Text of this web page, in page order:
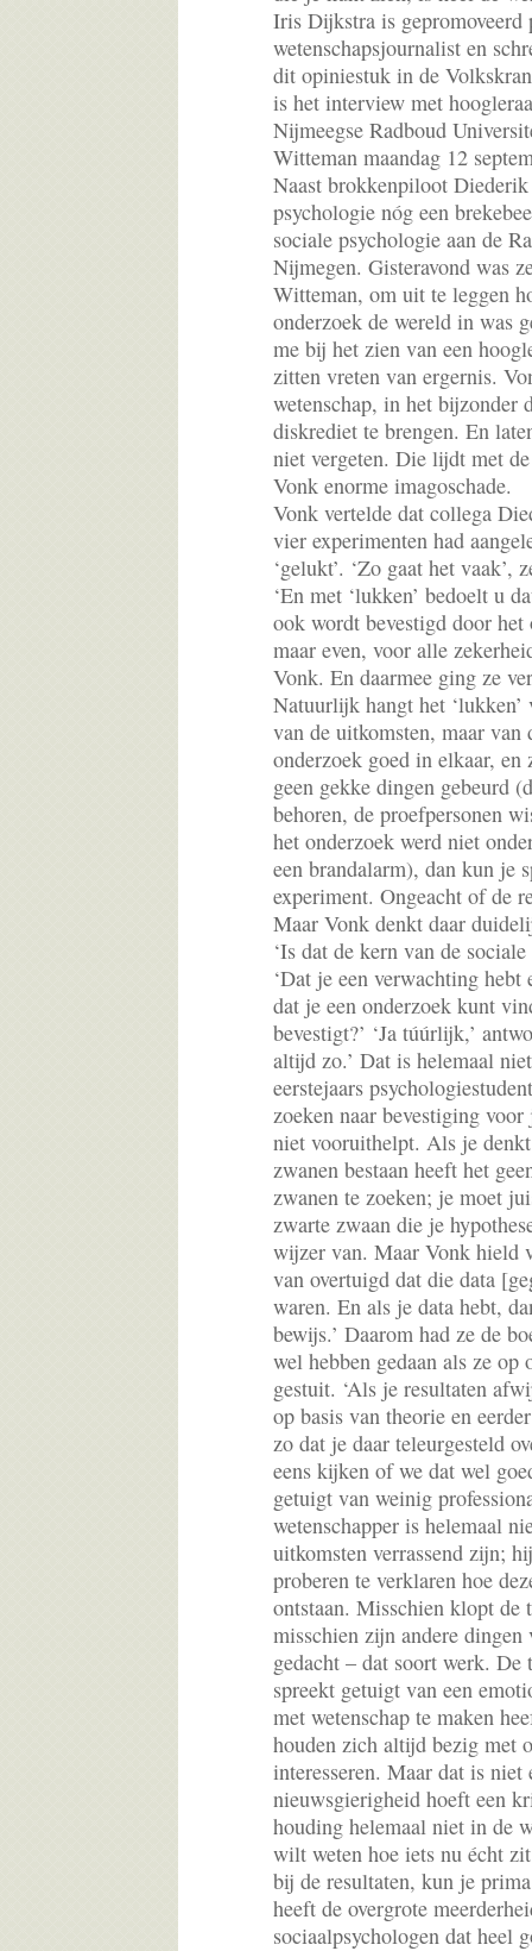
Iris Dijkstra is gepromoveerd
wetenschapsjournalist en
dit opiniestuk in de
is het interview met
Nijmeegse Radboud
Witteman maandag 12
Naast brokkenpiloot
psychologie nóg een
sociale psychologie aan de
Nijmegen. Gisteravond was
Witteman, om uit te leggen
onderzoek de wereld in was
me bij het zien van een
zitten vreten van ergernis.
wetenschap, in het bijzonder
diskrediet te brengen. En
niet vergeten. Die lijdt met
Vonk enorme imagoschade.
Vonk vertelde dat collega
vier experimenten had
‘gelukt’. ‘Zo gaat het vaak’,
‘En met ‘lukken’ bedoelt u
ook wordt bevestigd door het
maar even, voor alle
Vonk. En daarmee ging ze
Natuurlijk hangt het
van de uitkomsten, maar van
onderzoek goed in elkaar,
geen gekke dingen gebeurd
behoren, de proefpersonen
het onderzoek werd niet
een brandalarm), dan kun je
experiment. Ongeacht of de
Maar Vonk denkt daar
‘Is dat de kern van de
‘Dat je een verwachting
dat je een onderzoek kunt
bevestigt?’ ‘Ja túúrlijk,’
altijd zo.’ Dat is helemaal
eerstejaars
zoeken naar bevestiging
niet vooruithelpt. Als je
zwanen bestaan heeft het
zwanen te zoeken; je moet
zwarte zwaan die je
wijzer van. Maar Vonk hield
van overtuigd dat die data
waren. En als je data hebt,
bewijs.’ Daarom had ze de
wel hebben gedaan als ze op
gestuit. ‘Als je resultaten
op basis van theorie en
zo dat je daar teleurgesteld
eens kijken of we dat wel
getuigt van weinig
wetenschapper is helemaal
uitkomsten verrassend zijn;
proberen te verklaren hoe
ontstaan. Misschien klopt de
misschien zijn andere
gedacht – dat soort werk.
spreekt getuigt van een
met wetenschap te maken
houden zich altijd bezig met
interesseren. Maar dat is niet
nieuwsgierigheid hoeft een
houding helemaal niet in de
wilt weten hoe iets nu écht
bij de resultaten, kun je
heeft de overgrote
sociaalpsychologen dat heel